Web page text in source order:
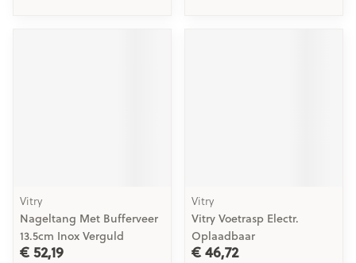
Vitry
Nageltang Met Bufferveer
13.5cm Inox Verguld
€ 52,19
Vitry
Vitry Voetrasp Electr.
Oplaadbaar
€ 46,72